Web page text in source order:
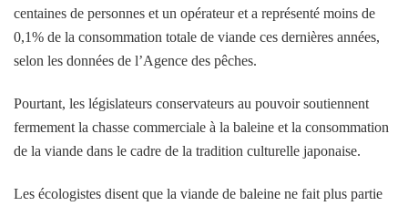
centaines de personnes et un opérateur et a représenté moins de
0,1% de la consommation totale de viande ces dernières années,
selon les données de l’Agence des pêches.
Pourtant, les législateurs conservateurs au pouvoir soutiennent
fermement la chasse commerciale à la baleine et la consommation
de la viande dans le cadre de la tradition culturelle japonaise.
Les écologistes disent que la viande de baleine ne fait plus partie